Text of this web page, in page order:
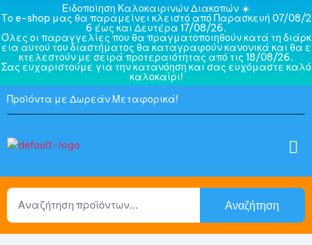
Ειδοποίηση Καλοκαιρινών Διακοπών ☀️
Το e-shop μας θα παραμείνει κλειστό από Παρασκευή 07/08/2
6 έως και Δευτέρα 17/08/26.
Όλες οι παραγγελίες που θα πραγματοποιηθούν κατά τη διάρκ
εια αυτού του διαστήματος θα καταγραφούν κανονικά και θα ε
κτελεστούν με σειρά προτεραιότητας από τις 18/08/26.
Σας ευχαριστούμε για την κατανόηση και σας ευχόμαστε καλό
καλοκαίρι!
Προϊόντα με Δωρεάν Μεταφορικά!
Αναζήτηση